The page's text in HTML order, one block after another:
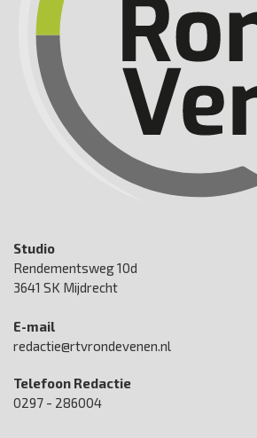
Studio
Rendementsweg 10d
3641 SK Mijdrecht
E-mail
redactie@rtvrondevenen.nl
Telefoon Redactie
0297 - 286004